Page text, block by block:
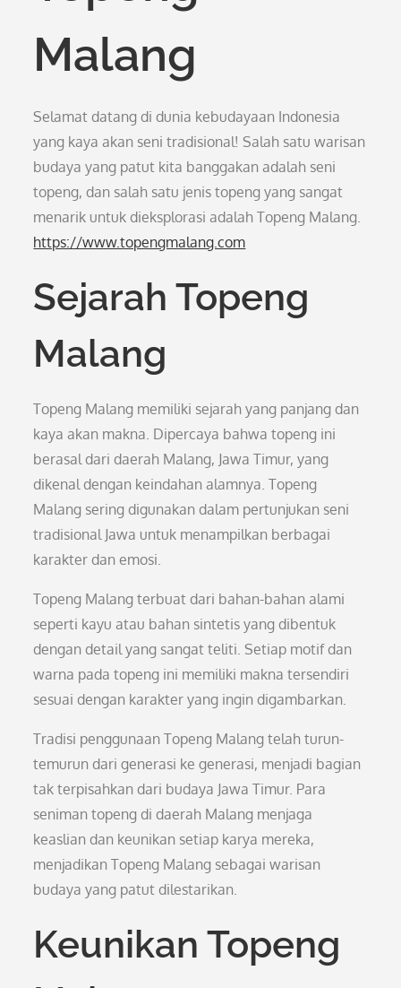
Malang
Selamat datang di dunia kebudayaan Indonesia
yang kaya akan seni tradisional! Salah satu warisan
budaya yang patut kita banggakan adalah seni
topeng, dan salah satu jenis topeng yang sangat
menarik untuk dieksplorasi adalah Topeng Malang.
https://www.topengmalang.com
Sejarah Topeng
Malang
Topeng Malang memiliki sejarah yang panjang dan
kaya akan makna. Dipercaya bahwa topeng ini
berasal dari daerah Malang, Jawa Timur, yang
dikenal dengan keindahan alamnya. Topeng
Malang sering digunakan dalam pertunjukan seni
tradisional Jawa untuk menampilkan berbagai
karakter dan emosi.
Topeng Malang terbuat dari bahan-bahan alami
seperti kayu atau bahan sintetis yang dibentuk
dengan detail yang sangat teliti. Setiap motif dan
warna pada topeng ini memiliki makna tersendiri
sesuai dengan karakter yang ingin digambarkan.
Tradisi penggunaan Topeng Malang telah turun-
temurun dari generasi ke generasi, menjadi bagian
tak terpisahkan dari budaya Jawa Timur. Para
seniman topeng di daerah Malang menjaga
keaslian dan keunikan setiap karya mereka,
menjadikan Topeng Malang sebagai warisan
budaya yang patut dilestarikan.
Keunikan Topeng